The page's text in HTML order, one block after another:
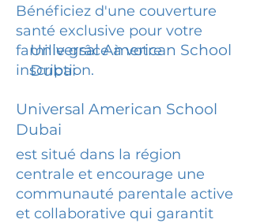
Bénéficiez d'une couverture
santé exclusive pour votre
famille grâce à votre
inscription.
Universal American School
Dubai
Universal American School
Dubai
est situé dans la région
centrale et encourage une
communauté parentale active
et collaborative qui garantit